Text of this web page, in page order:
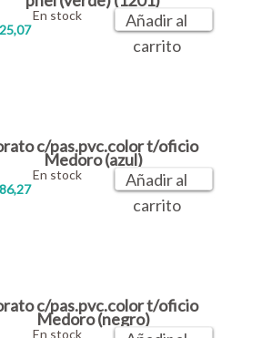
En stock
Añadir al
carrito
c/pas.pvc.color t/oficio
Medoro (azul)
En stock
Añadir al
carrito
c/pas.pvc.color t/oficio
Medoro (negro)
En stock